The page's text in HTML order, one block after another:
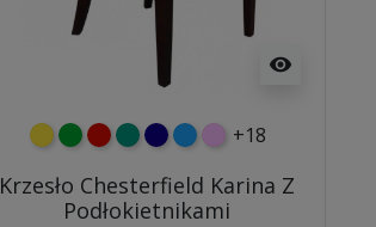
visibility
żółtyzielonyczerwony
turkusowy
granatowy
niebieski
różowy
+18
Krzesło Chesterfield Karina Z
Podłokietnikami